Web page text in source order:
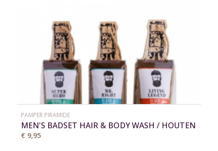
PAMPER PIRAMIDE
MEN'S BADSET HAIR & BODY WASH / HOUTEN
OPENER
€ 9,95